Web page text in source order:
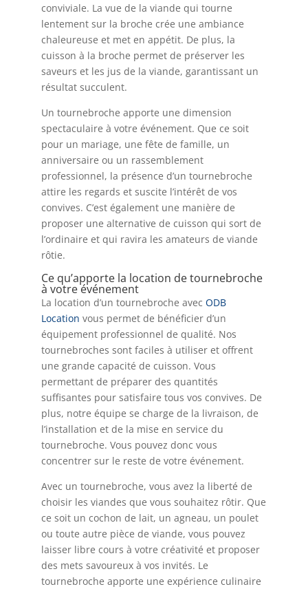
conviviale. La vue de la viande qui tourne
lentement sur la broche crée une ambiance
chaleureuse et met en appétit. De plus, la
cuisson à la broche permet de préserver les
saveurs et les jus de la viande, garantissant un
résultat succulent.
Un tournebroche apporte une dimension
spectaculaire à votre événement. Que ce soit
pour un mariage, une fête de famille, un
anniversaire ou un rassemblement
professionnel, la présence d’un tournebroche
attire les regards et suscite l’intérêt de vos
convives. C’est également une manière de
proposer une alternative de cuisson qui sort de
l’ordinaire et qui ravira les amateurs de viande
rôtie.
Ce qu’apporte la location de tournebroche
à votre événement
La location d’un tournebroche avec ODB
Location vous permet de bénéficier d’un
équipement professionnel de qualité. Nos
tournebroches sont faciles à utiliser et offrent
une grande capacité de cuisson. Vous
permettant de préparer des quantités
suffisantes pour satisfaire tous vos convives. De
plus, notre équipe se charge de la livraison, de
l’installation et de la mise en service du
tournebroche. Vous pouvez donc vous
concentrer sur le reste de votre événement.
Avec un tournebroche, vous avez la liberté de
choisir les viandes que vous souhaitez rôtir. Que
ce soit un cochon de lait, un agneau, un poulet
ou toute autre pièce de viande, vous pouvez
laisser libre cours à votre créativité et proposer
des mets savoureux à vos invités. Le
tournebroche apporte une expérience culinaire